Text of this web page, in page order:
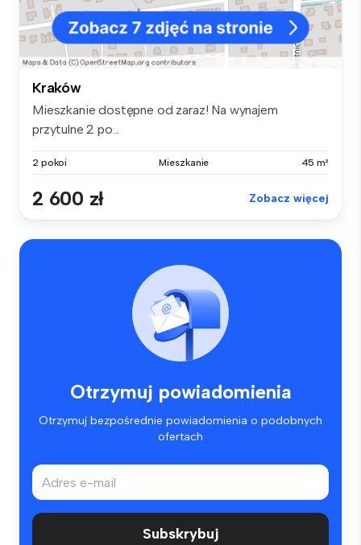
Kraków
Mieszkanie dostępne od zaraz! Na wynajem
przytulne 2 po...
2 pokoi Mieszkanie 45 m²
2 600 zł Zobacz więcej
Otrzymuj powiadomienia
Otrzymuj bezpośrednie powiadomienia o podobnych
ofertach
Subskrybuj